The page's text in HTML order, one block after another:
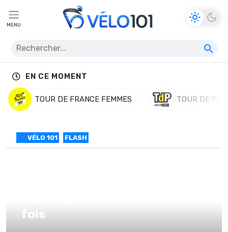
MENU
EN CE MOMENT
TOUR DE FRANCE FEMMES TOUR DE
VÉLO 101 FLASH
fois